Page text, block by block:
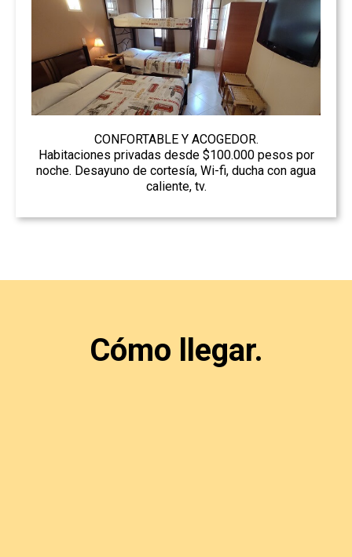
CONFORTABLE Y ACOGEDOR.
Habitaciones privadas desde $100.000 pesos por
noche. Desayuno de cortesía, Wi-fi, ducha con agua
caliente, tv.
Cómo llegar.